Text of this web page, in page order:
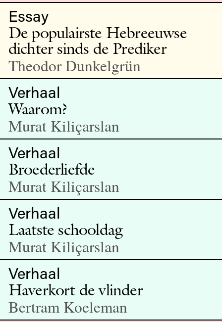
Essay
De populairste Hebreeuwse
dichter sinds de Prediker
Theodor Dunkelgrün
Verhaal
Waarom?
Murat Kiliçarslan
Verhaal
Broederliefde
Murat Kiliçarslan
Verhaal
Laatste schooldag
Murat Kiliçarslan
Verhaal
Haverkort de vlinder
Bertram Koeleman